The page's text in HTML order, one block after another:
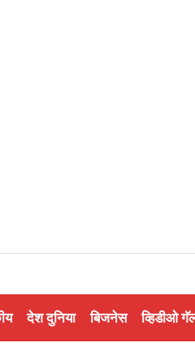
देश दुनिया बिजनेस व्हिडीओ